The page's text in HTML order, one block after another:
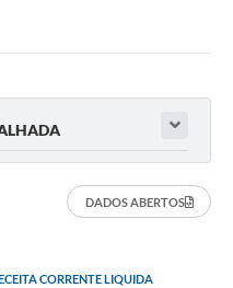
DADOS ABERTOS
CORRENTE LIQUIDA